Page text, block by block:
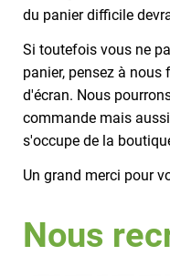
du panier difficile
Si toutefois vous ne
panier, pensez à
d'écran. Nous
commande mais
s'occupe de la
Un grand merci pour
Nous